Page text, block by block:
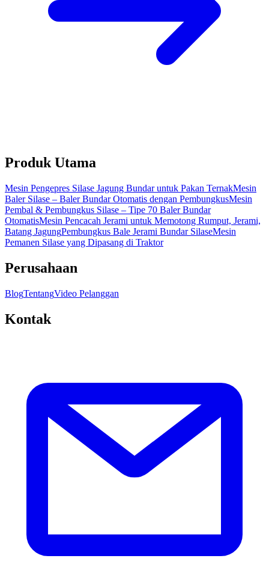
Produk Utama
Mesin Pengepres Silase Jagung Bundar untuk Pakan TernakMesin
Baler Silase – Baler Bundar Otomatis dengan PembungkusMesin
Pembal & Pembungkus Silase – Tipe 70 Baler Bundar
OtomatisMesin Pencacah Jerami untuk Memotong Rumput, Jerami,
Batang JagungPembungkus Bale Jerami Bundar SilaseMesin
Pemanen Silase yang Dipasang di Traktor
Perusahaan
BlogTentangVideo Pelanggan
Kontak